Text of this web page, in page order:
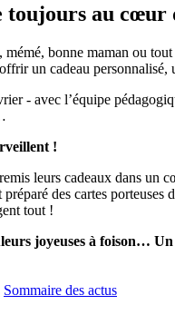
toujours au
bonne maman ou
un cadeau personnalisé,
- avec l’équipe
!
leurs cadeaux dans un
préparé des cartes
tout !
joyeuses à foison…
Sommaire des actus